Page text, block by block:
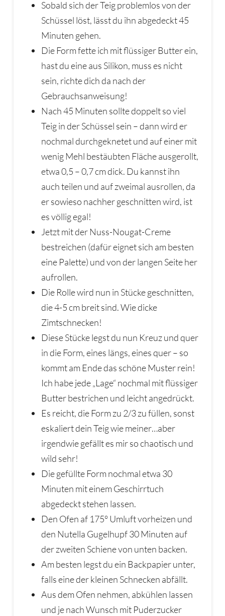
Sobald sich der Teig problemlos von der
Schüssel löst, lässt du ihn abgedeckt 45
Minuten gehen.
Die Form fette ich mit flüssiger Butter ein,
hast du eine aus Silikon, muss es nicht
sein, richte dich da nach der
Gebrauchsanweisung!
Nach 45 Minuten sollte doppelt so viel
Teig in der Schüssel sein – dann wird er
nochmal durchgeknetet und auf einer mit
wenig Mehl bestäubten Fläche ausgerollt,
etwa 0,5 – 0,7 cm dick. Du kannst ihn
auch teilen und auf zweimal ausrollen, da
er sowieso nachher geschnitten wird, ist
es völlig egal!
Jetzt mit der Nuss-Nougat-Creme
bestreichen (dafür eignet sich am besten
eine Palette) und von der langen Seite her
aufrollen.
Die Rolle wird nun in Stücke geschnitten,
die 4-5 cm breit sind. Wie dicke
Zimtschnecken!
Diese Stücke legst du nun Kreuz und quer
in die Form, eines längs, eines quer – so
kommt am Ende das schöne Muster rein!
Ich habe jede „Lage“ nochmal mit flüssiger
Butter bestrichen und leicht angedrückt.
Es reicht, die Form zu 2/3 zu füllen, sonst
eskaliert dein Teig wie meiner…aber
irgendwie gefällt es mir so chaotisch und
wild sehr!
Die gefüllte Form nochmal etwa 30
Minuten mit einem Geschirrtuch
abgedeckt stehen lassen.
Den Ofen af 175° Umluft vorheizen und
den Nutella Gugelhupf 30 Minuten auf
der zweiten Schiene von unten backen.
Am besten legst du ein Backpapier unter,
falls eine der kleinen Schnecken abfällt.
Aus dem Ofen nehmen, abkühlen lassen
und je nach Wunsch mit Puderzucker